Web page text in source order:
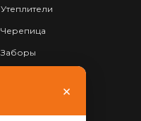
Утеплители
Черепица
Заборы
×